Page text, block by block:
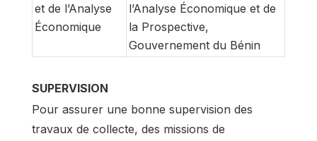
et de l’Analyse
Économique
l’Analyse Économique et de
la Prospective,
Gouvernement du Bénin
SUPERVISION
Pour assurer une bonne supervision des
travaux de collecte, des missions de